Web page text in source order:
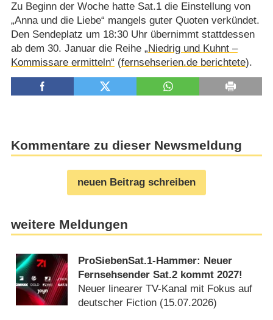
Zu Beginn der Woche hatte Sat.1 die Einstellung von
„Anna und die Liebe“ mangels guter Quoten verkündet.
Den Sendeplatz um 18:30 Uhr übernimmt stattdessen
ab dem 30. Januar die Reihe „Niedrig und Kuhnt –
Kommissare ermitteln“ (fernsehserien.de berichtete).
Kommentare zu dieser Newsmeldung
neuen Beitrag schreiben
weitere Meldungen
ProSiebenSat.1-Hammer: Neuer
Fernsehsender Sat.2 kommt 2027!
Neuer linearer TV-Kanal mit Fokus auf
deutscher Fiction (15.07.2026)